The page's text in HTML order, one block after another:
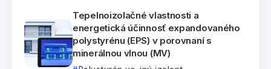
Tepelnoizolačné vlastnosti a
energetická účinnosť expandovaného
polystyrénu (EPS) v porovnaní s
minerálnou vlnou (MV)